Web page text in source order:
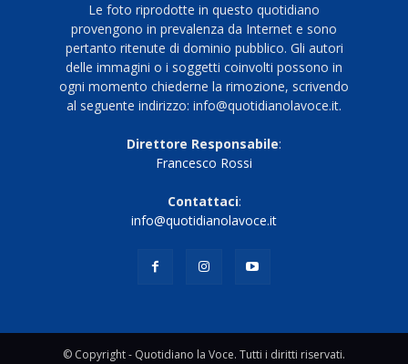
Le foto riprodotte in questo quotidiano
provengono in prevalenza da Internet e sono
pertanto ritenute di dominio pubblico. Gli autori
delle immagini o i soggetti coinvolti possono in
ogni momento chiederne la rimozione, scrivendo
al seguente indirizzo: info@quotidianolavoce.it.
Direttore Responsabile:
Francesco Rossi
Contattaci:
info@quotidianolavoce.it
© Copyright - Quotidiano la Voce. Tutti i diritti riservati.